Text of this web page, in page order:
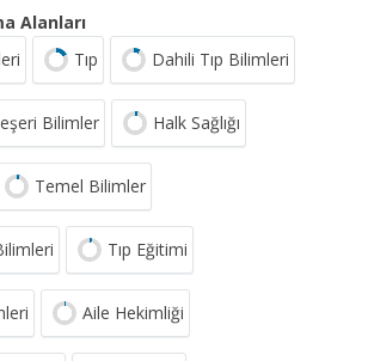
Alanları
Tıp Dahili Tıp Bilimleri
Bilimler Halk Sağlığı
Temel Bilimler
Tıp Eğitimi
Aile Hekimliği